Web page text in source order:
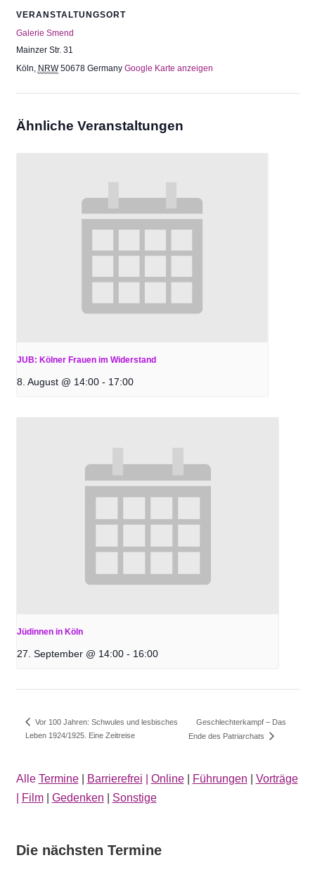
VERANSTALTUNGSORT
Galerie Smend
Mainzer Str. 31
Köln, NRW 50678 Germany Google Karte anzeigen
Ähnliche Veranstaltungen
JUB: Kölner Frauen im Widerstand
8. August @ 14:00 - 17:00
Jüdinnen in Köln
27. September @ 14:00 - 16:00
Vor 100 Jahren: Schwules und lesbisches
Leben 1924/1925. Eine Zeitreise
Geschlechterkampf – Das
Ende des Patriarchats
Alle Termine| Barrierefrei Online| Führungen
Vorträge
Film| Gedenken Sonstige
Die nächsten Termine